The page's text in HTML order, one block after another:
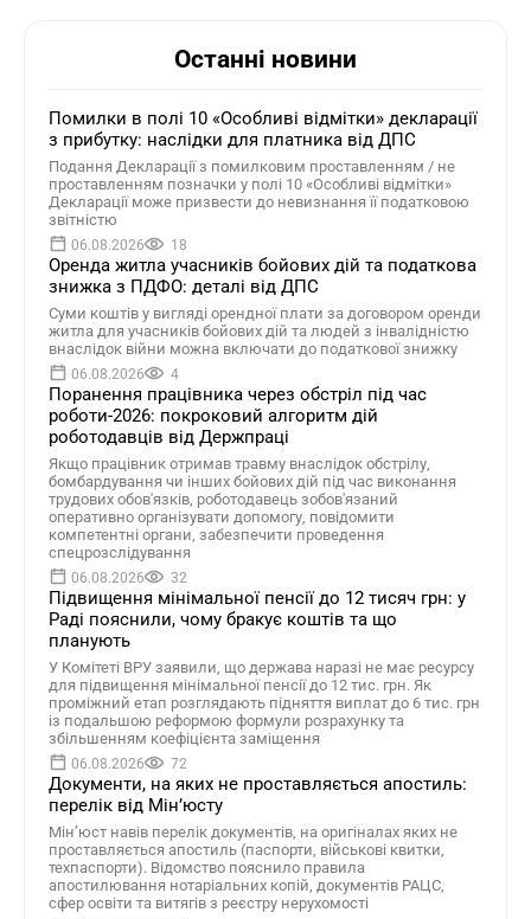
Останні новини
Помилки в полі 10 «Особливі відмітки» декларації
з прибутку: наслідки для платника від ДПС
Подання Декларації з помилковим проставленням / не
проставленням позначки у полі 10 «Особливі відмітки»
Декларації може призвести до невизнання її податковою
звітністю
06.08.2026 18
Оренда житла учасників бойових дій та податкова
знижка з ПДФО: деталі від ДПС
Суми коштів у вигляді орендної плати за договором оренди
житла для учасників бойових дій та людей з інвалідністю
внаслідок війни можна включати до податкової знижку
06.08.2026 4
Поранення працівника через обстріл під час
роботи-2026: покроковий алгоритм дій
роботодавців від Держпраці
Якщо працівник отримав травму внаслідок обстрілу,
бомбардування чи інших бойових дій під час виконання
трудових обов'язків, роботодавець зобов'язаний
оперативно організувати допомогу, повідомити
компетентні органи, забезпечити проведення
спецрозслідування
06.08.2026 32
Підвищення мінімальної пенсії до 12 тисяч грн: у
Раді пояснили, чому бракує коштів та що
планують
У Комітеті ВРУ заявили, що держава наразі не має ресурсу
для підвищення мінімальної пенсії до 12 тис. грн. Як
проміжний етап розглядають підняття виплат до 6 тис. грн
із подальшою реформою формули розрахунку та
збільшенням коефіцієнта заміщення
06.08.2026 72
Документи, на яких не проставляється апостиль:
перелік від Мін’юсту
Мін’юст навів перелік документів, на оригіналах яких не
проставляється апостиль (паспорти, військові квитки,
техпаспорти). Відомство пояснило правила
апостилювання нотаріальних копій, документів РАЦС,
сфер освіти та витягів з реєстру нерухомості